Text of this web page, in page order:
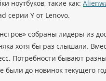
ноутбуков, такие как:
серии Y от Lenovo.
собраны лидеры из
хотя бы раз слышали.
Потребности бывают
были до новинок текущего